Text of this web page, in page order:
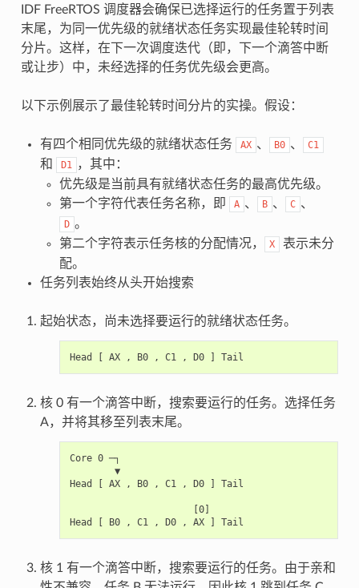
IDF FreeRTOS 调度器会确保已选择运行的任务置于列表
末尾，为同一优先级的就绪状态任务实现最佳轮转时间
分片。这样，在下一次调度迭代（即，下一个滴答中断
或让步）中，未经选择的任务优先级会更高。
以下示例展示了最佳轮转时间分片的实操。假设：
有四个相同优先级的就绪状态任务 AX 、 B0 、 C1
和 D1 ，其中：
优先级是当前具有就绪状态任务的最高优先级。
第一个字符代表任务名称，即
A 、 B 、 C 、
D 。
第二个字符表示任务核的分配情况，
X
表示未分
配。
任务列表始终从头开始搜索
起始状态，尚未选择要运行的就绪状态任务。
核 0 有一个滴答中断，搜索要运行的任务。选择任务
A，并将其移至列表末尾。
Core 0 ─┐
        ▼
Head [ AX , B0 , C1 , D0 ] Tail
                      [0]
核 1 有一个滴答中断，搜索要运行的任务。由于亲和